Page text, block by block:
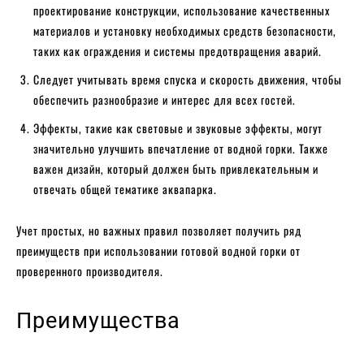
проектирование конструкции, использование качественных
материалов и установку необходимых средств безопасности,
таких как ограждения и системы предотвращения аварий.
Следует учитывать время спуска и скорость движения, чтобы
обеспечить разнообразие и интерес для всех гостей.
Эффекты, такие как световые и звуковые эффекты, могут
значительно улучшить впечатление от водной горки. Также
важен дизайн, который должен быть привлекательным и
отвечать общей тематике аквапарка.
Учет простых, но важных правил позволяет получить ряд
преимуществ при использовании готовой водной горки от
проверенного производителя.
Преимущества